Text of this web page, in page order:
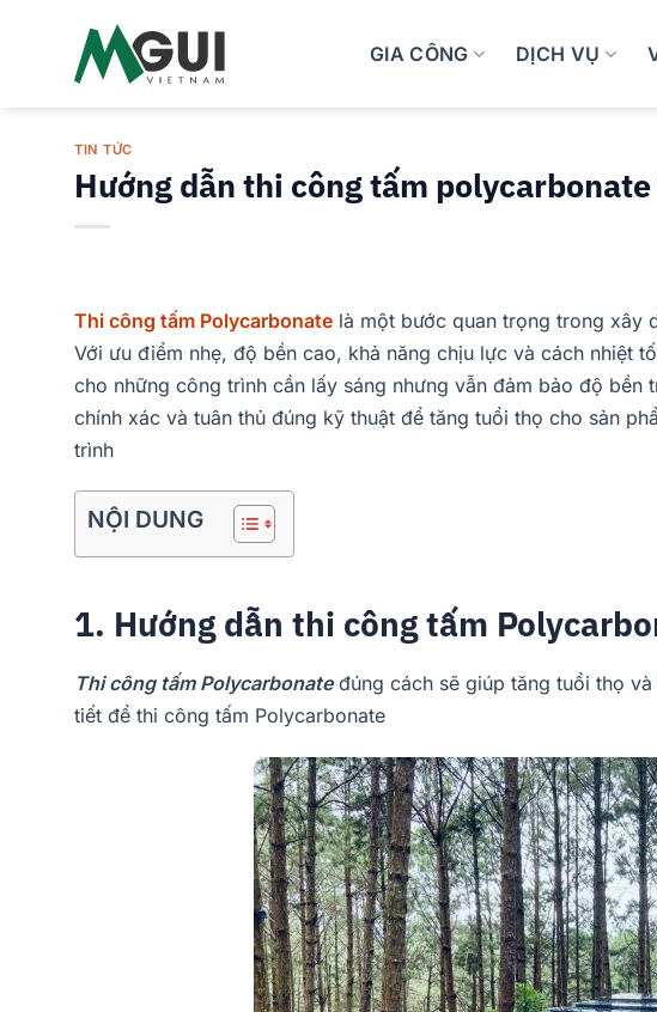
GIA CÔNG DỊCH VỤ
TIN TỨC
Hướng dẫn thi công tấm
Thi công tấm Polycarbonate là một bước quan trọng trong xây
Với ưu điểm nhẹ, độ bền cao, khả năng chịu lực và cách nhiệt
cho những công trình cần lấy sáng nhưng vẫn đảm bảo độ
chính xác và tuân thủ đúng kỹ thuật để tăng tuổi thọ cho sản
trình
NỘI DUNG
1. Hướng dẫn thi công tấm
Thi công tấm Polycarbonateđúng cách sẽ giúp tăng tuổi thọ
tiết để thi công tấm Polycarbonate